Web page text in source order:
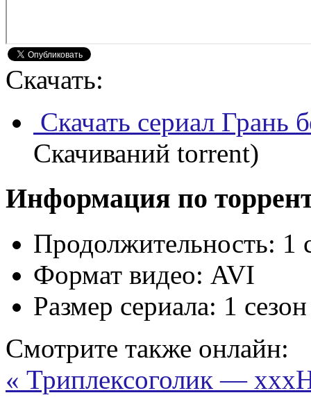
Скачать:
Скачать сериал Грань
Скачиваний torrent)
Информация по
Продолжительность: 1
Формат видео: AVI
Размер сериала: 1
Смотрите также онлайн:
« Триплексоголик —